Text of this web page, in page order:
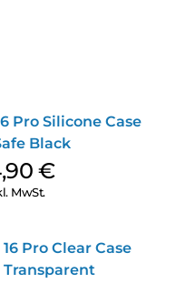
Pro Silicone Case
Black
€
MwSt.
Pro Clear Case
Transparent